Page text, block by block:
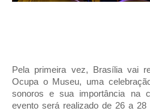
Pela primeira vez, Brasília vai
Ocupa o Museu, uma
sonoros e sua importância na
evento será realizado de 26 a